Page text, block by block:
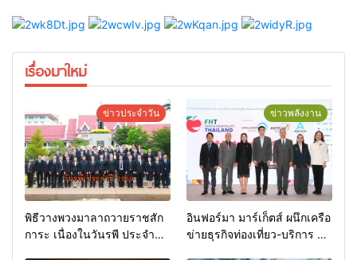
เรื่องมาใหม่
ข่าวประจำวัน
พิธีวางพวงมาลาถวายราชสัก
การะ เนื่องในวันรพี ประจำปี
ข่าวพลังงาน
อินฟอร์มา มาร์เก็ตส์ ผนึกเครือ
ข่ายธุรกิจท่องเที่ยว-บริการ จัด